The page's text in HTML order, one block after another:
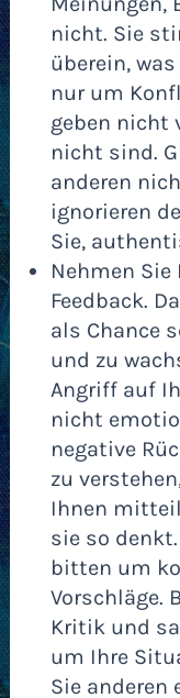
nicht. Sie
überein,
nur um
geben nicht
nicht sind.
anderen
ignorieren
Sie,
Nehmen
Feedback.
als Chance
und zu
Angriff auf
nicht
negative
zu
Ihnen
sie so
bitten um
Vorschläge.
Kritik und
um Ihre
Sie anderen